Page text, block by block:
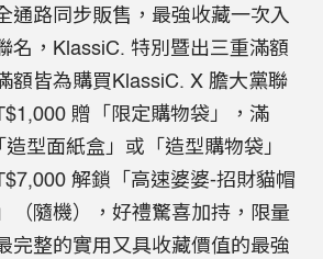
通路同步販售，最強收藏一次入
名，KlassiC. 特別暨出三重滿額
額皆為購買KlassiC. X 膽大黨聯
贈「限定購物袋」，滿
型面紙盒」或「造型購物袋」
解鎖「高速婆婆-招財貓帽
（隨機），好禮驚喜加持，限量
完整的實用又具收藏價值的最強